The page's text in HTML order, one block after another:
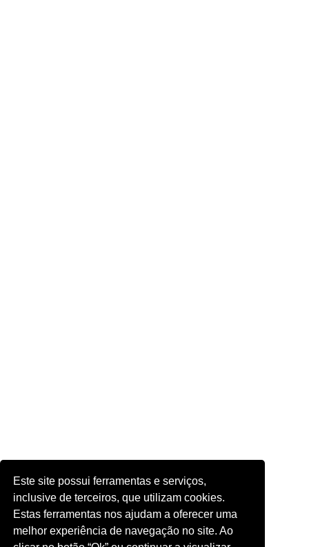
Este site possui ferramentas e serviços,
inclusive de terceiros, que utilizam cookies.
Estas ferramentas nos ajudam a oferecer uma
melhor experiência de navegação no site. Ao